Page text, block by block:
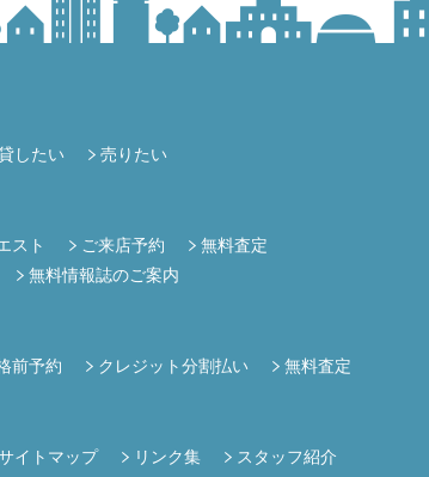
したい 売りたい
スト ご来店予約
無料査定
無料情報誌のご案内
前予約 クレジット分割払い 無料査定
イトマップ リンク集 スタッフ紹介